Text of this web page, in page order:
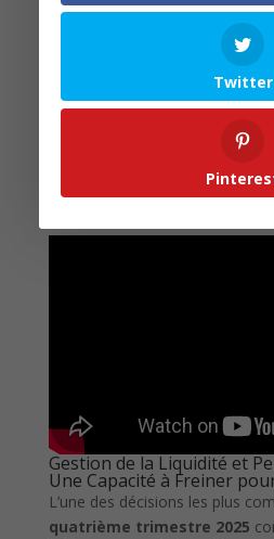
résultats complets des
Cette stabilité protège les
excessive. Pour une
mécanismes de distribution et
stratégie patrimoniale,
toujours la meilleure approche.
confiance, comparable à celle
Gestion de la Liquidité et
Une Capacité à Freiner
L’une des décisions les plus
quatrième trimestre 2025
Twitter